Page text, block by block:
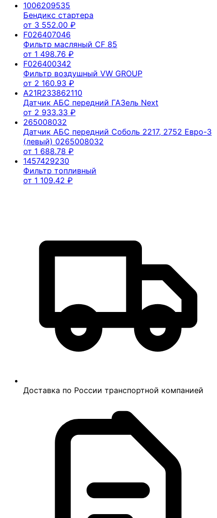
1006209535
Бендикс стартера
от 3 552.00 ₽
F026407046
Фильтр масляный CF 85
от 1 498.76 ₽
F026400342
Фильтр воздушный VW GROUP
от 2 160.93 ₽
A21R233862110
Датчик АБС передний ГАЗель Next
от 2 933.33 ₽
265008032
Датчик АБС передний Соболь 2217, 2752 Евро-3
(левый) 0265008032
от 1 688.78 ₽
1457429230
Фильтр топливный
от 1 109.42 ₽
Доставка по России транспортной компанией